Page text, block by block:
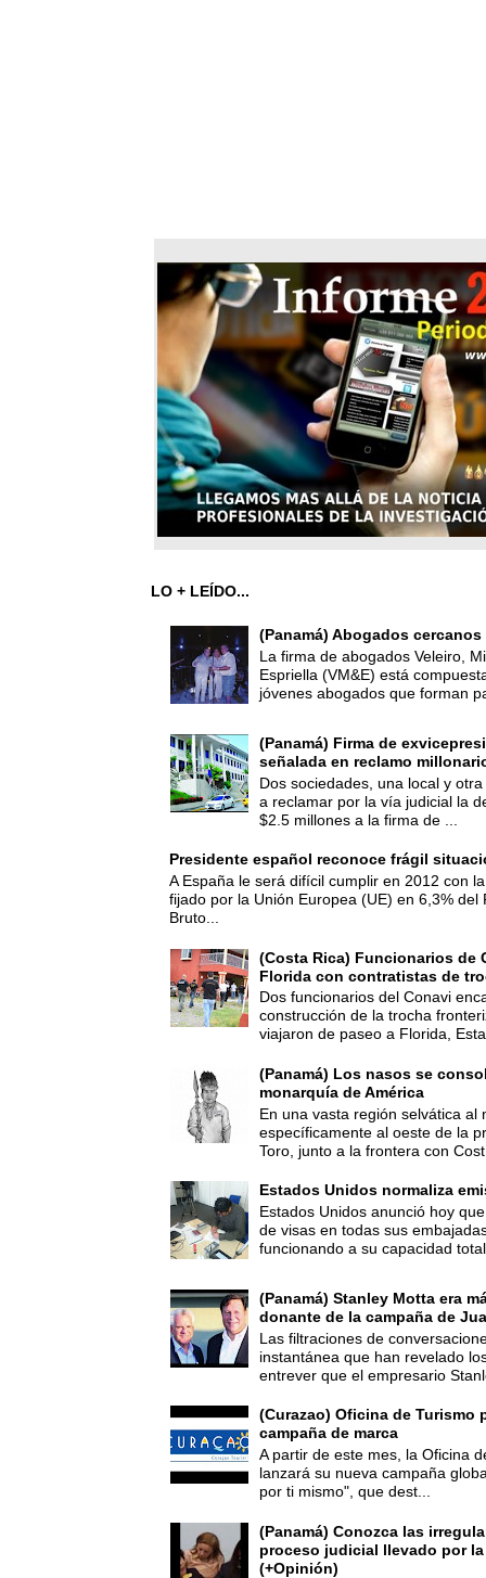
LO + LEÍDO...
(Panamá) Abogados
La firma de abogados Veleiro,
Espriella (VM&E) está
jóvenes abogados que forman
(Panamá) Firma de
señalada en reclamo
Dos sociedades, una local y
a reclamar por la vía judicial la
$2.5 millones a la firma de ...
Presidente español reconoce frágil
A España le será difícil cumplir en 2012 con
fijado por la Unión Europea (UE) en 6,3% del
Bruto...
(Costa Rica) Funcionarios de
Florida con contratistas de
Dos funcionarios del Conavi
construcción de la trocha
viajaron de paseo a Florida,
(Panamá) Los nasos se
monarquía de América
En una vasta región selvática al
específicamente al oeste de la
Toro, junto a la frontera con
Estados Unidos normaliza
Estados Unidos anunció hoy
de visas en todas sus
funcionando a su capacidad
(Panamá) Stanley Motta era
donante de la campaña de
Las filtraciones de
instantánea que han revelado
entrever que el empresario
(Curazao) Oficina de Turismo
campaña de marca
A partir de este mes, la Oficina
lanzará su nueva campaña
por ti mismo", que dest...
(Panamá) Conozca las
proceso judicial llevado por
(+Opinión)